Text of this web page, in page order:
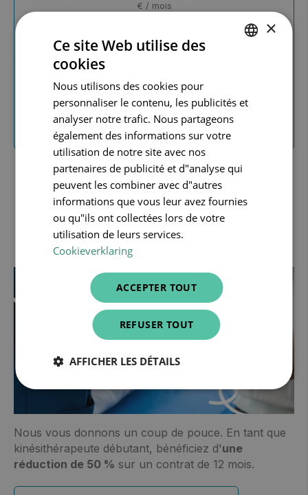
€ / mois
: agenda en ligne (Helena Pro Calendar) et
CareConnect Physio Go (mobile)
CONTACTEZ-NOUS
Les prix indiqués sont hors TVA
Vous débutez en tant que
kinésithérapeute ?
Nous vous donnons un coup de pouce. En tant que
kinésithérapeute débutant, bénéficiez d'une
réduction de 50 % sur un contrat de 12 mois.
×
Ce site Web utilise des
cookies
Nous utilisons des cookies pour
personnaliser le contenu, les publicités et
analyser notre trafic. Nous partageons
également des informations sur votre
utilisation de notre site avec nos
partenaires de publicité et d"analyse qui
peuvent les combiner avec d"autres
informations que vous leur avez fournies
ou qu"ils ont collectées lors de votre
utilisation de leurs services.
Cookieverklaring
ACCEPTER TOUT
REFUSER TOUT
AFFICHER LES DÉTAILS